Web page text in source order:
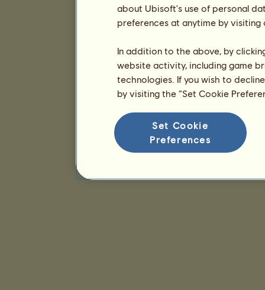
about Ubisoft's use of personal
preferences at anytime by
In addition to the above, by
website activity, including game
technologies. If you wish to
by visiting the “Set Cookie
Set Cookie
Preferences